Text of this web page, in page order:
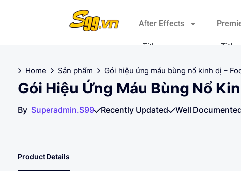
After Effects
Titles
Elements
Plugins
Transitions
Titles
Home Sản phẩm Gói hiệu ứng máu bùng nổ kinh dị –
Gói Hiệu Ứng Máu Bùng Nổ
By Superadmin.s99 Recently Updated Well Documented
Product Details